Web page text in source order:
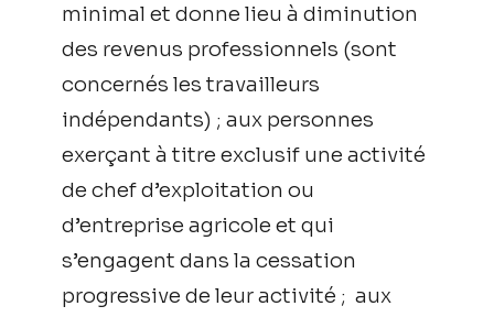
minimal et donne lieu à diminution
des revenus professionnels (sont
concernés les travailleurs
indépendants) ; aux personnes
exerçant à titre exclusif une activité
de chef d’exploitation ou
d’entreprise agricole et qui
s’engagent dans la cessation
progressive de leur activité ; aux